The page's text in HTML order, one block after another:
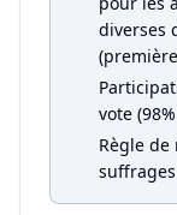
diverses
vote
Règle